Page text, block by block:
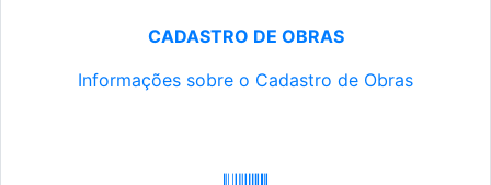
CADASTRO DE OBRAS
Informações sobre o Cadastro de Obras